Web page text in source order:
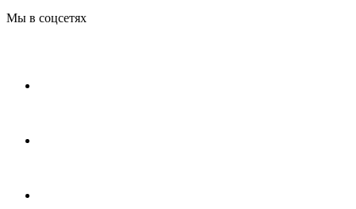
Мы в соцсетях